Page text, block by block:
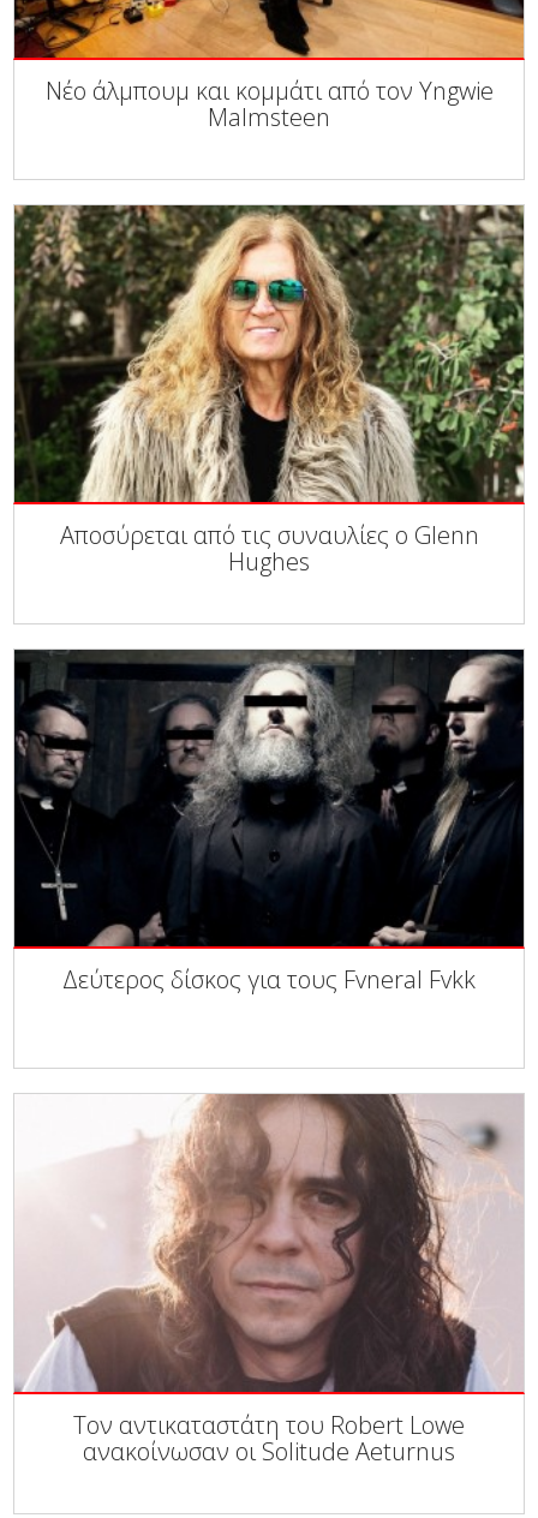
Νέο άλμπουμ και κομμάτι από τον Yngwie
Malmsteen
Αποσύρεται από τις συναυλίες ο Glenn
Hughes
Δεύτερος δίσκος για τους Fvneral Fvkk
Τον αντικαταστάτη του Robert Lowe
ανακοίνωσαν οι Solitude Aeturnus